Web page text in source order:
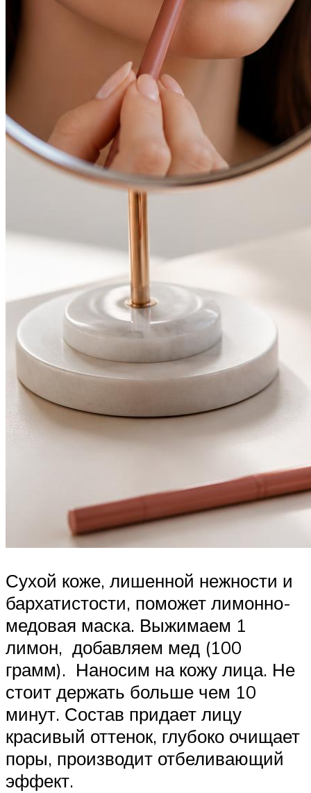
Сухой коже, лишенной нежности и
бархатистости, поможет лимонно-
медовая маска. Выжимаем 1
лимон, добавляем мед (100
грамм). Наносим на кожу лица. Не
стоит держать больше чем 10
минут. Состав придает лицу
красивый оттенок, глубоко очищает
поры, производит отбеливающий
эффект.